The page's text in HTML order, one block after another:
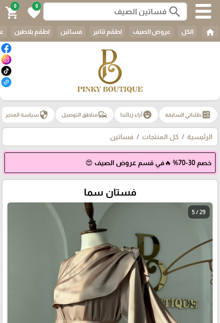
search
0
favorite
0
shopping_cart
home الكل عروض الصيف اطقم تنانير فساتين اطقم بلاطين
ballotطلباتي السابقة emoji_emotionsآراء زبائننا commuteمناطق التوصيل securityسياسة المتجر
الرئيسية كل المنتجات فساتين
خصم 30-70% 🔥في قسم عروض الصيف 😍
فستان سما
5 / 29